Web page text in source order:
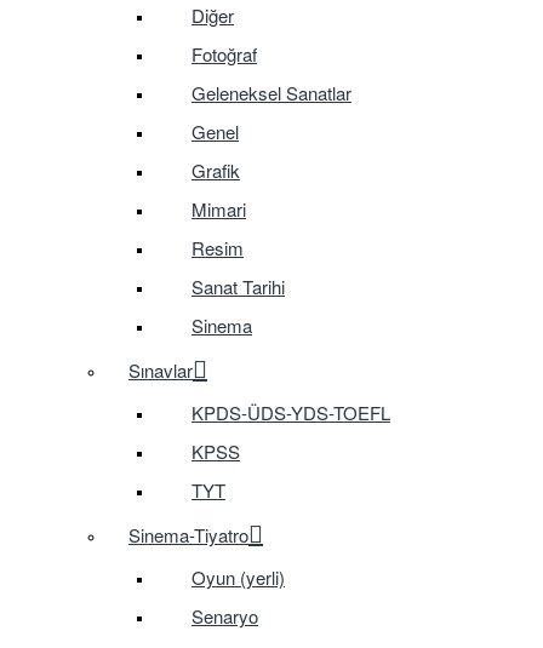
Diğer
Fotoğraf
Geleneksel Sanatlar
Genel
Grafik
Mimari
Resim
Sanat Tarihi
Sinema
Sınavlar
KPDS-ÜDS-YDS-TOEFL
KPSS
TYT
Sinema-Tiyatro
Oyun (yerli)
Senaryo